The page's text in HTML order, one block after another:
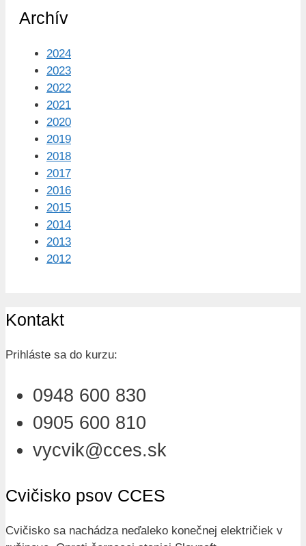
Archív
2024
2023
2022
2021
2020
2019
2018
2017
2016
2015
2014
2013
2012
Kontakt
Prihláste sa do kurzu:
0948 600 830
0905 600 810
vycvik@cces.sk
Cvičisko psov CCES
Cvičisko sa nachádza neďaleko konečnej električiek v